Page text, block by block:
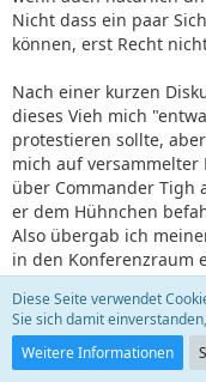
Nicht dass ein paar
können, erst Recht
Nach einer kurzen
dieses Vieh mich
protestieren sollte,
mich auf versammelter
über Commander Tigh
er dem Hühnchen
Also übergab ich
in den Konferenzraum
ersten Besuch auf
Nachricht hinterlassen,
Wahrheit erfuhr.
wurde. Jedenfalls
Diese Seite verwendet
Sie sich damit
Weitere Informationen